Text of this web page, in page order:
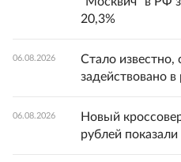
20,3%
06.08.2026
Стало известно,
задействовано в
06.08.2026
Новый
рублей